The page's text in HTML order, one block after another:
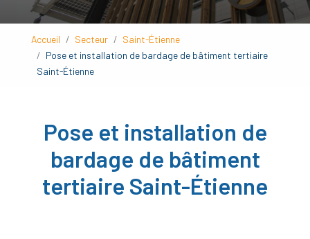
Accueil Secteur
Saint-Étienne
Pose et installation de bardage de bâtiment tertiaire
Saint-Étienne
Pose et installation de
bardage de bâtiment
tertiaire Saint-Étienne